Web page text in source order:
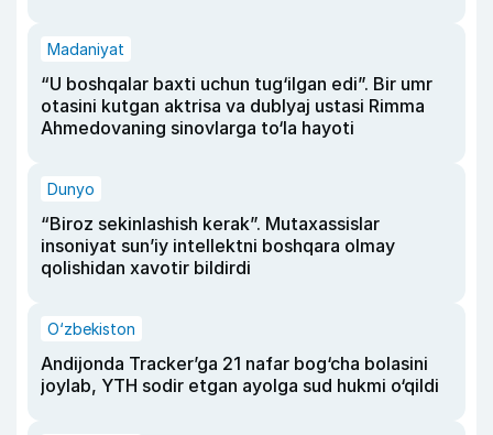
Madaniyat
“U boshqalar baxti uchun tug‘ilgan edi”. Bir umr
otasini kutgan aktrisa va dublyaj ustasi Rimma
Ahmedovaning sinovlarga to‘la hayoti
Dunyo
“Biroz sekinlashish kerak”. Mutaxassislar
insoniyat sun’iy intellektni boshqara olmay
qolishidan xavotir bildirdi
O‘zbekiston
Andijonda Tracker’ga 21 nafar bog‘cha bolasini
joylab, YTH sodir etgan ayolga sud hukmi o‘qildi